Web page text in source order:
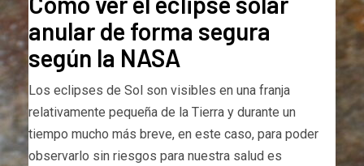
anular de forma segura
según la NASA
Los eclipses de Sol son visibles en una franja
relativamente pequeña de la Tierra y durante un
tiempo mucho más breve, en este caso, para poder
observarlo sin riesgos para nuestra salud es